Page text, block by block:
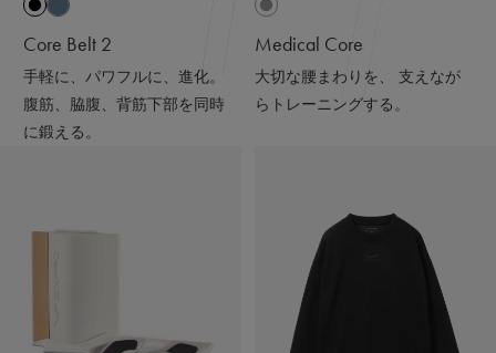
Core Belt 2
手軽に、パワフルに、進化。
腹筋、脇腹、背筋下部を同時
に鍛える。
Medical Core
大切な腰まわりを、 支えなが
らトレーニングする。